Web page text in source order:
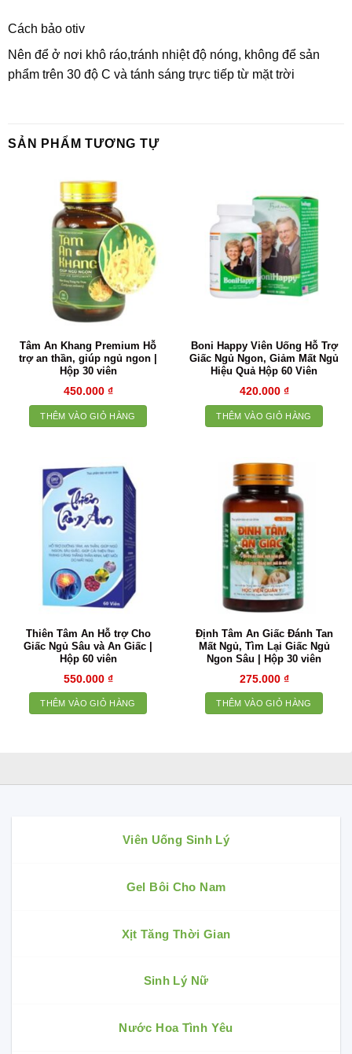
Cách bảo otiv
Nên để ở nơi khô ráo,tránh nhiệt độ nóng, không để sản
phẩm trên 30 độ C và tánh sáng trực tiếp từ mặt trời
SẢN PHẨM TƯƠNG TỰ
Tâm An Khang Premium Hỗ
trợ an thần, giúp ngủ ngon |
Hộp 30 viên
450.000 ₫
THÊM VÀO GIỎ HÀNG
Boni Happy Viên Uống Hỗ Trợ
Giấc Ngủ Ngon, Giảm Mất Ngủ
Hiệu Quả Hộp 60 Viên
420.000 ₫
THÊM VÀO GIỎ HÀNG
Thiên Tâm An Hỗ trợ Cho
Giấc Ngủ Sâu và An Giấc |
Hộp 60 viên
550.000 ₫
THÊM VÀO GIỎ HÀNG
Định Tâm An Giấc Đánh Tan
Mất Ngủ, Tìm Lại Giấc Ngủ
Ngon Sâu | Hộp 30 viên
275.000 ₫
THÊM VÀO GIỎ HÀNG
Viên Uống Sinh Lý
Gel Bôi Cho Nam
Xịt Tăng Thời Gian
Sinh Lý Nữ
Nước Hoa Tình Yêu